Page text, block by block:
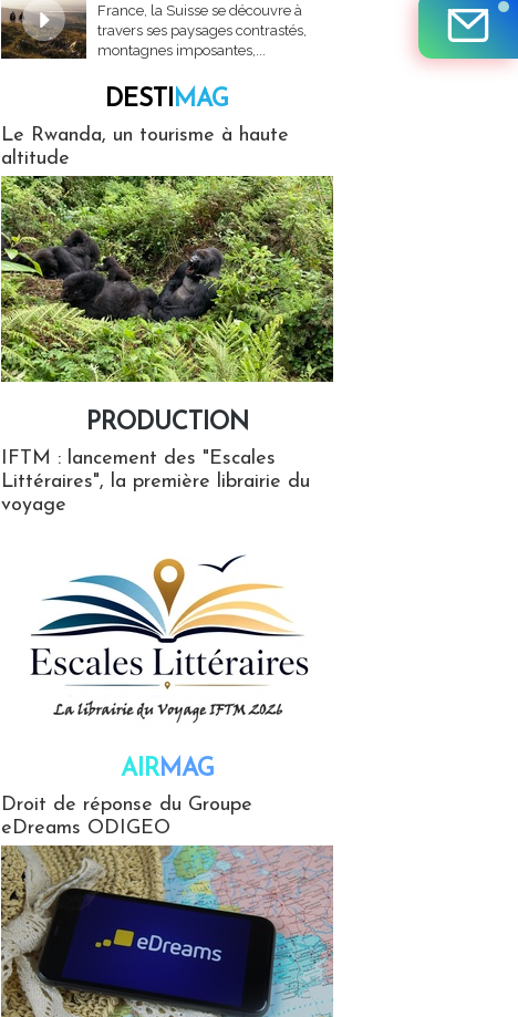
France, la Suisse se découvre à
travers ses paysages contrastés,
montagnes imposantes,...
DESTIMAG
Le Rwanda, un tourisme à haute
altitude
PRODUCTION
IFTM : lancement des "Escales
Littéraires", la première librairie du
voyage
AIRMAG
Droit de réponse du Groupe
eDreams ODIGEO